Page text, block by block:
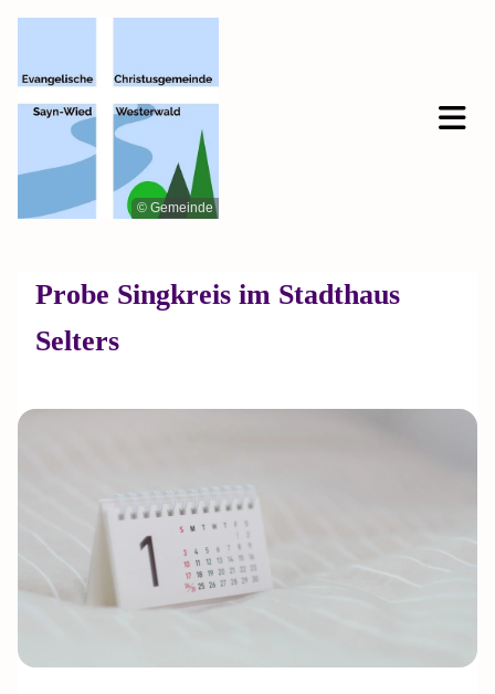
© Gemeinde
Probe Singkreis im Stadthaus
Selters